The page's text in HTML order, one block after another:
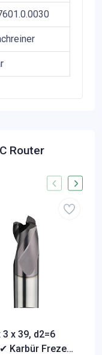
Router
3 x 39, d2=6
Karbür Freze